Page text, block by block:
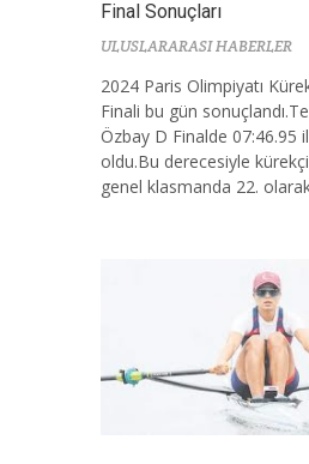
Final Sonuçları
ULUSLARARASI HABERLER
2024 Paris Olimpiyatı
Finali bu gün
Özbay D Finalde 07:46.95
oldu.Bu derecesiyle
genel klasmanda 22.